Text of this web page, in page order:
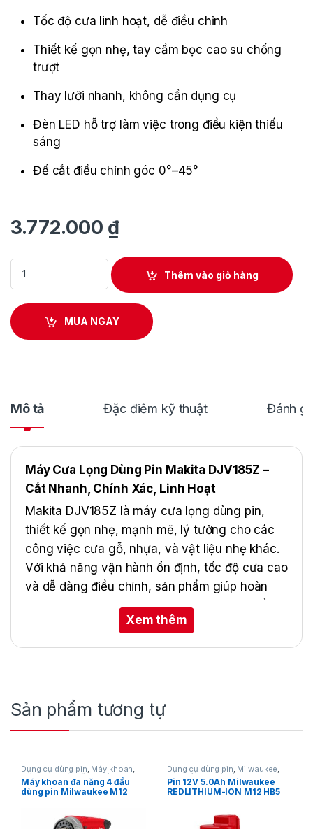
Tốc độ cưa linh hoạt, dễ điều chỉnh
Thiết kế gọn nhẹ, tay cầm bọc cao su chống
trượt
Thay lưỡi nhanh, không cần dụng cụ
Đèn LED hỗ trợ làm việc trong điều kiện thiếu
sáng
Đế cắt điều chỉnh góc 0°–45°
3.772.000 ₫
Máy Cưa Lọng Dùng Pin Makita DJV185Z quantity
Thêm vào giỏ hàng
MUA NGAY
Mô tả Đặc điểm kỹ thuật Đánh
Máy Cưa Lọng Dùng Pin Makita DJV185Z –
Cắt Nhanh, Chính Xác, Linh Hoạt
Makita DJV185Z là máy cưa lọng dùng pin,
thiết kế gọn nhẹ, mạnh mẽ, lý tưởng cho các
công việc cưa gỗ, nhựa, và vật liệu nhẹ khác.
Với khả năng vận hành ổn định, tốc độ cưa cao
và dễ dàng điều chỉnh, sản phẩm giúp hoàn
thành công việc nhanh chóng mà không cần
Xem thêm
Sản phẩm tương tự
Dụng cụ dùng pin Máy khoan
Máy khoan đa năng Máy khoan
dùng pin 12V ,Milwaukee
Máy khoan đa năng 4 đầu
dùng pin Milwaukee M12
Dụng cụ dùng pin Milwaukee
Phụ kiện pin và bộ sạc
Pin 12V 5.0Ah Milwaukee
REDLITHIUM-ION M12 HB5